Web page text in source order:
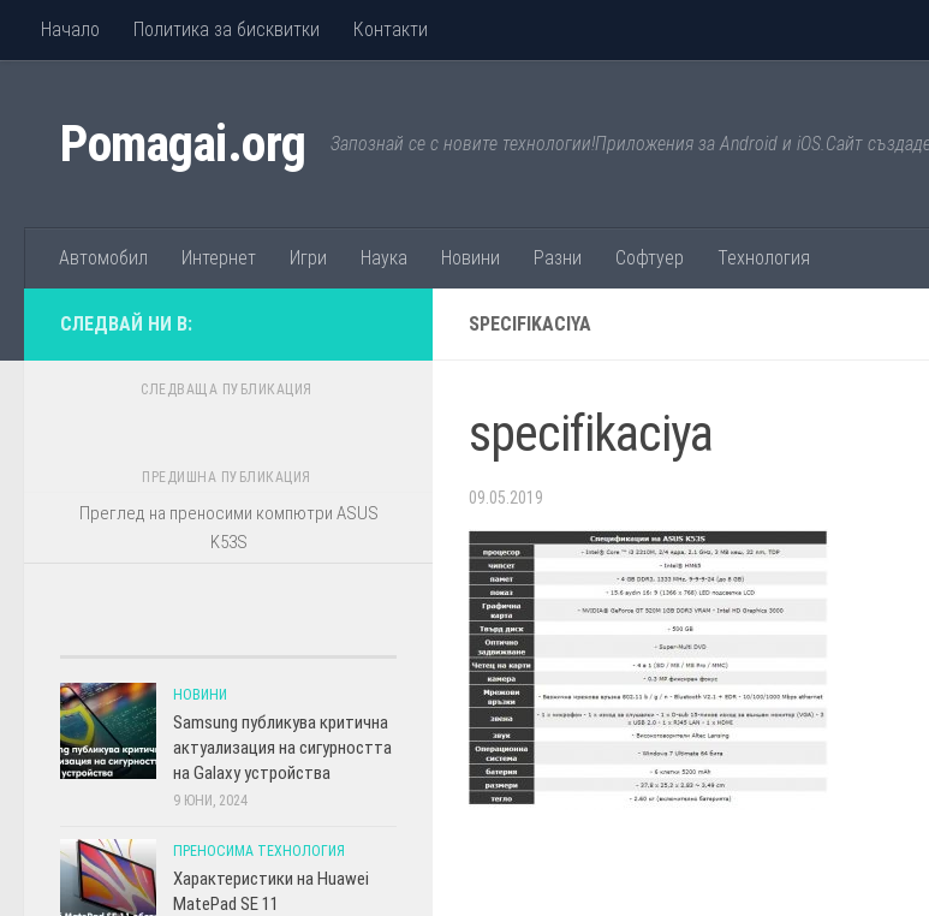
Към съдържанието
Начало Политика за бисквитки Контакти
Pomagai.org Запознай се с новите технологии!Приложения за Android и iOS.Сайт
Автомобил Интернет Игри Наука Новини Разни Софтуер Технология
SPECIFIKACIYA
specifikaciya
09.05.2019
СЛЕДВАЙ НИ В:
СЛЕДВАЩА ПУБЛИКАЦИЯ
ПРЕДИШНА ПУБЛИКАЦИЯ
Преглед на преносими компютри ASUS
K53S
НОВИНИ
Samsung публикува критична
актуализация на сигурността
на Galaxy устройства
9 ЮНИ, 2024
ПРЕНОСИМА ТЕХНОЛОГИЯ
Характеристики на Huawei
MatePad SE 11